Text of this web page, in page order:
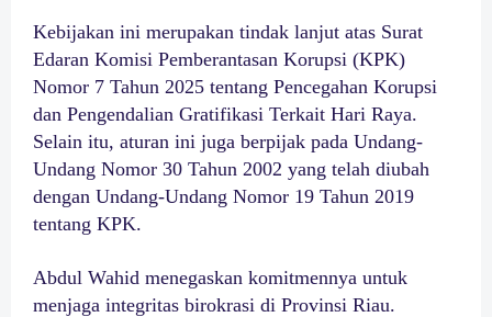
Kebijakan ini merupakan tindak lanjut atas Surat
Edaran Komisi Pemberantasan Korupsi (KPK)
Nomor 7 Tahun 2025 tentang Pencegahan Korupsi
dan Pengendalian Gratifikasi Terkait Hari Raya.
Selain itu, aturan ini juga berpijak pada Undang-
Undang Nomor 30 Tahun 2002 yang telah diubah
dengan Undang-Undang Nomor 19 Tahun 2019
tentang KPK.
Abdul Wahid menegaskan komitmennya untuk
menjaga integritas birokrasi di Provinsi Riau.